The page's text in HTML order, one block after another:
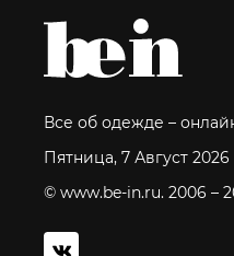
Все об одежде –
Пятница, 7 Август 2026
© www.be-in.ru. 2006 –